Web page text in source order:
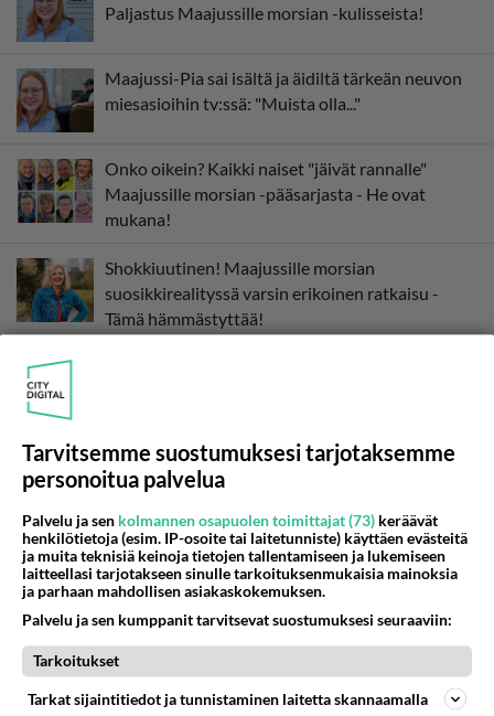
Paljastus Maajussille morsian -kulisseista!
Maajussi-Pia sai isältä ja äidiltä tärkeän neuvon
miesasioihin tv:ssä: "Muista olla..."
Onko oikein? Kaikki naiset "jäivät rannalle"
Maajussille morsian -pääsarjasta - He ovat
mukana!
Shokkiuutinen! Maajussille morsian
suosikkirealityssä varsin erikoinen ratkaisu -
Tämä hämmästyttää!
Tarvitsemme suostumuksesi tarjotaksemme
personoitua palvelua
Palvelu ja sen kolmannen osapuolen toimittajat (73) keräävät
henkilötietoja (esim. IP-osoite tai laitetunniste) käyttäen evästeitä
ja muita teknisiä keinoja tietojen tallentamiseen ja lukemiseen
laitteellasi tarjotakseen sinulle tarkoituksenmukaisia mainoksia
ja parhaan mahdollisen asiakaskokemuksen.
Palvelu ja sen kumppanit tarvitsevat suostumuksesi seuraaviin:
Tarkoitukset
Tarkat sijaintitiedot ja tunnistaminen laitetta skannaamalla